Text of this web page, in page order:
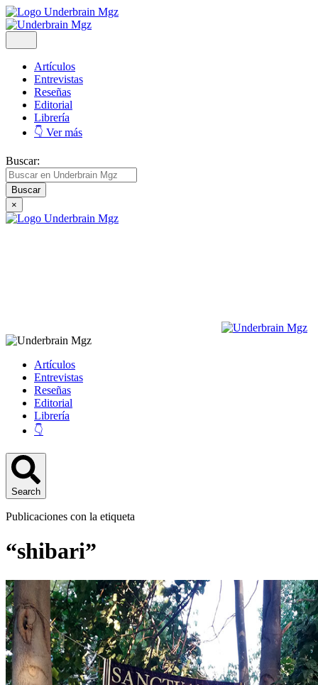
Artículos
Entrevistas
Reseñas
Editorial
Librería
👇 Ver más
Buscar:
×
Artículos
Entrevistas
Reseñas
Editorial
Librería
👇
Search
Publicaciones con la etiqueta
“shibari”